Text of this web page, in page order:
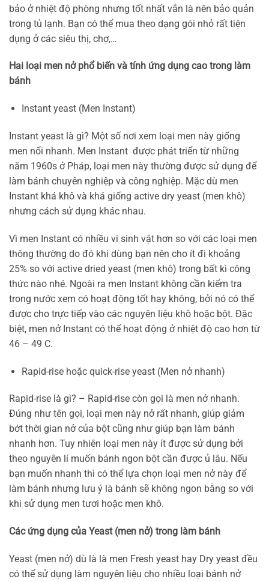
bảo ở nhiệt độ phòng nhưng tốt nhất vẫn là nên bảo quản
trong tủ lạnh. Bạn có thể mua theo dạng gói nhỏ rất tiện
dụng ở các siêu thị, chợ,…
Hai loại men nở phổ biến và tính ứng dụng cao trong làm
bánh
Instant yeast (Men Instant)
Instant yeast là gì? Một số nơi xem loại men này giống
men nổi nhanh. Men Instant được phát triển từ những
năm 1960s ở Pháp, loại men này thường được sử dụng để
làm bánh chuyên nghiệp và công nghiệp. Mặc dù men
Instant khá khô và khá giống active dry yeast (men khô)
nhưng cách sử dụng khác nhau.
Vì men Instant có nhiều vi sinh vật hơn so với các loại men
thông thường do đó khi dùng bạn nên cho ít đi khoảng
25% so với active dried yeast (men khô) trong bất kì công
thức nào nhé. Ngoài ra men Instant không cần kiểm tra
trong nước xem có hoạt động tốt hay không, bởi nó có thể
được cho trực tiếp vào các nguyên liệu khô hoặc bột. Đặc
biệt, men nở Instant có thể hoạt động ở nhiệt độ cao hơn từ
46 – 49 C.
Rapid-rise hoặc quick-rise yeast (Men nở nhanh)
Rapid-rise là gì? – Rapid-rise còn gọi là men nở nhanh.
Đúng như tên gọi, loại men này nở rất nhanh, giúp giảm
bớt thời gian nở của bột cũng như giúp bạn làm bánh
nhanh hơn. Tuy nhiên loại men này ít được sử dụng bởi
theo nguyên lí muốn bánh ngon bột cần được ủ lâu. Nếu
bạn muốn nhanh thì có thể lựa chọn loại men nở này để
làm bánh nhưng lưu ý là bánh sẽ không ngon bằng so với
khi sử dụng men tươi hoặc men khô.
Các ứng dụng của Yeast (men nở) trong làm bánh
Yeast (men nở) dù là là men Fresh yeast hay Dry yeast đều
có thể sử dụng làm nguyên liệu cho nhiều loại bánh nở